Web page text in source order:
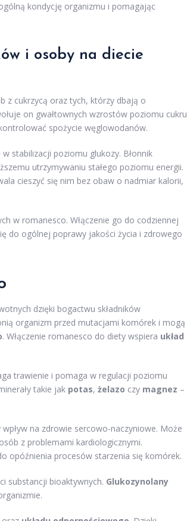
kondycję organizmu i pomagając
i osoby na diecie
z cukrzycą oraz tych, którzy dbają o
on gwałtownych wzrostów poziomu cukru
spożycie węglowodanów.
stabilizacji poziomu glukozy. Błonnik
utrzymywaniu stałego poziomu energii.
cieszyć się nim bez obaw o nadmiar kalorii,
w romanesco. Włączenie go do codziennej
do ogólnej poprawy jakości życia i zdrowego
dzięki bogactwu składników
organizm przed mutacjami komórek i mogą
. Włączenie romanesco do diety wspiera układ
trawienie i pomaga w regulacji poziomu
takie jak potas, żelazo czy magnez –
na zdrowie sercowo-naczyniowe. Może
z problemami kardiologicznymi.
opóźnienia procesów starzenia się komórek.
substancji bioaktywnych. Glukozynolany